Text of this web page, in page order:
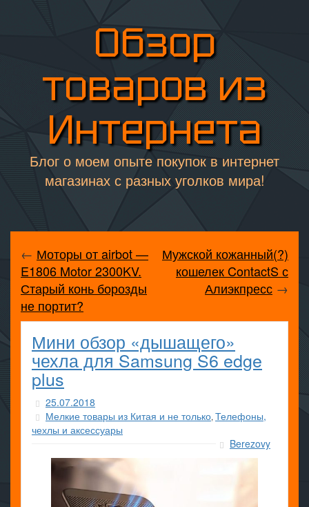
Обзор
товаров из
Интернета
Блог о моем опыте покупок в интернет
магазинах с разных уголков мира!
← Моторы от airbot —
E1806 Motor 2300KV.
Старый конь борозды
не портит?
Мужской кожанный(?)
кошелек ContactS с
Алиэкпресс →
Мини обзор «дышащего»
чехла для Samsung S6 edge
plus
25.07.2018
Мелкие товары из Китая и не только, Телефоны,
чехлы и аксессуары
Berezovy